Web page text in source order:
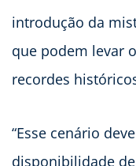
introdução da
que podem levar
recordes
“Esse cenário
disponibilidade